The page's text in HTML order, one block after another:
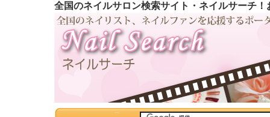
全国のネイルサロン検索サイト・ネイルサーチ